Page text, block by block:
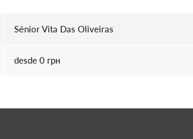
Sénior Vita Das Oliveiras
desde 0 грн